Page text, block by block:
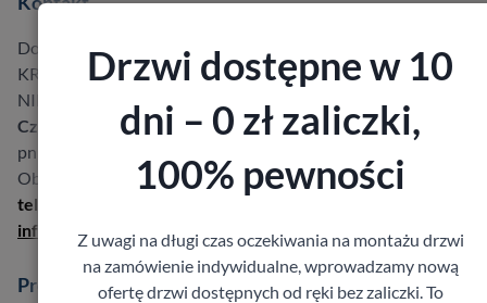
Dobre Drzwi Bukowski Sp.k.
KRS 0000612853,
NIP 8961550119
Czynne:
pn – pt: 08:00-18:00 so: 8:00-14:00
Obsługujemy na tereniecałej Polski
tel.: 530 992 000
info@dobredrzwi.pl
Produkty
Drzwi dostępne w 10
dni – 0 zł zaliczki,
100% pewności
Z uwagi na długi czas oczekiwania na montażu drzwi
na zamówienie indywidualne, wprowadzamy nową
ofertę drzwi dostępnych od ręki bez zaliczki. To